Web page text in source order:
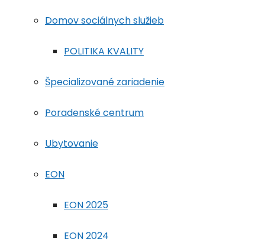
Domov sociálnych služieb
POLITIKA KVALITY
Špecializované zariadenie
Poradenské centrum
Ubytovanie
EON
EON 2025
EON 2024